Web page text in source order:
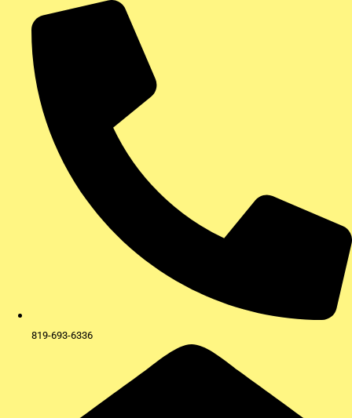
contenu
819-693-6336